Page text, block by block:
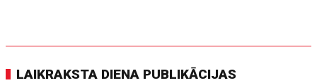
LAIKRAKSTA DIENA PUBLIKĀCIJAS